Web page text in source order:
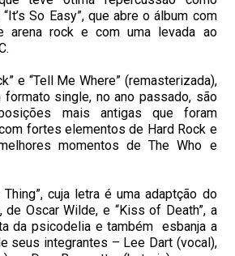
So Easy”, que abre o álbum com
arena rock e com uma levada ao
e “Tell Me Where” (remasterizada),
single, no ano passado, são
mais antigas que foram
fortes elementos de Hard Rock e
momentos de The Who e
cuja letra é uma adaptção do
de Oscar Wilde, e “Kiss of Death”, a
da psicodelia e também esbanja a
seus integrantes – Lee Dart (vocal),